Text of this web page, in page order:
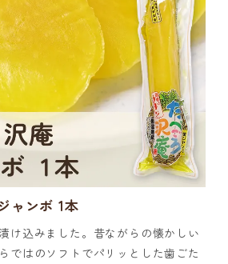
ャンボ 1本
け込みました。昔ながらの懐かしい
ではのソフトでパリッとした歯ごた